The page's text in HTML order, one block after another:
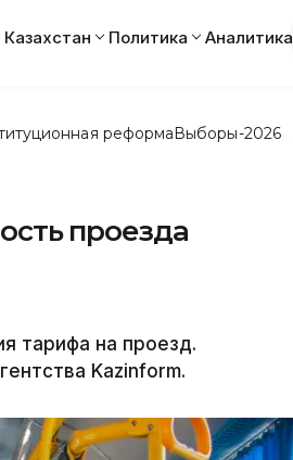
Казахстан Политика Аналитика
реформаВыборы-2026
проезда
тарифа на проезд.
Kazinform.